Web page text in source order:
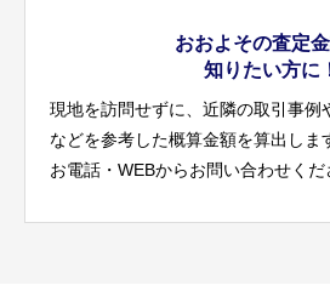
おおよその査定
知りたい方に
現地を訪問せずに、近隣の取引事例
などを参考した概算金額を算出しま
お電話・WEBからお問い合わせくだ